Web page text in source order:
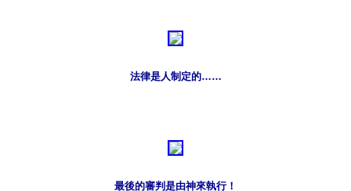
法律是人制定的……
最後的審判是由神來執行！